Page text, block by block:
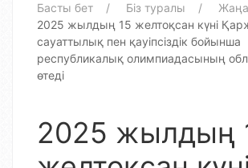
Басты бет Біз туралы
2025 жылдың 15 желтоқсан күні
сауаттылық пен қауіпсіздік бойынша
республикалық олимпиадасының
өтеді
2025 жылдың